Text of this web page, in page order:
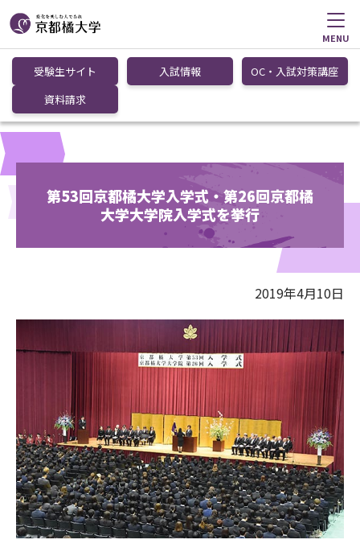
MENU
受験生サイト 入試情報
OC・入試対策講座
資料請求
第53回京都橘大学入学式・第26回京都橘
大学大学院入学式を挙行
2019年4月10日